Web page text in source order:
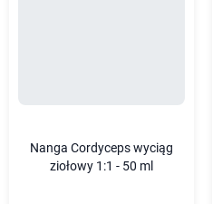
Nanga Cordyceps wyciąg
ziołowy 1:1 - 50 ml